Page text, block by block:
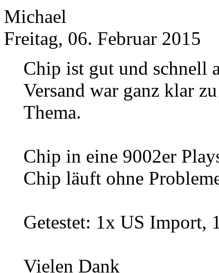
Michael
Freitag, 06. Februar 2015
Chip ist gut und schnell
Versand war ganz klar
Thema.
Chip in eine 9002er
Chip läuft ohne
Getestet: 1x US Import,
Vielen Dank